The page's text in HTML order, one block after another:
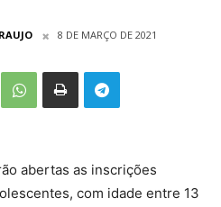
8 DE MARÇO DE 2021
abertas as inscrições
com idade entre 13